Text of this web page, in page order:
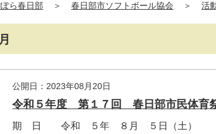
ら春日部 ＞ 春日部市ソフトボール協会 ＞ 活
公開日：2023年08月20日
令和５年度 第１７回 春日部市民体育
期 日 令和 ５年 ８月 ５日（土）